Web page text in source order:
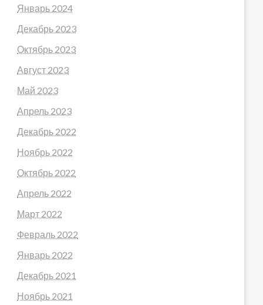
Январь 2024
Декабрь 2023
Октябрь 2023
Август 2023
Май 2023
Апрель 2023
Декабрь 2022
Ноябрь 2022
Октябрь 2022
Апрель 2022
Март 2022
Февраль 2022
Январь 2022
Декабрь 2021
Ноябрь 2021